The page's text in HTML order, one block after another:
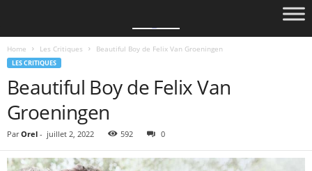
Home Les Critiques Beautiful Boy de Felix Van Groeningen
LES CRITIQUES
Beautiful Boy de Felix Van
Groeningen
Par Orel - juillet 2, 2022 592 0